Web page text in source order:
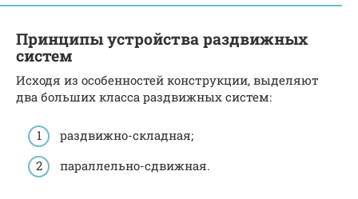
Принципы устройства раздвижных
систем
Исходя из особенностей конструкции, выделяют
два больших класса раздвижных систем:
раздвижно-складная;
параллельно-сдвижная.